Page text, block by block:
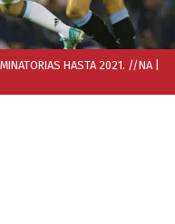
HASTA 2021. //NA